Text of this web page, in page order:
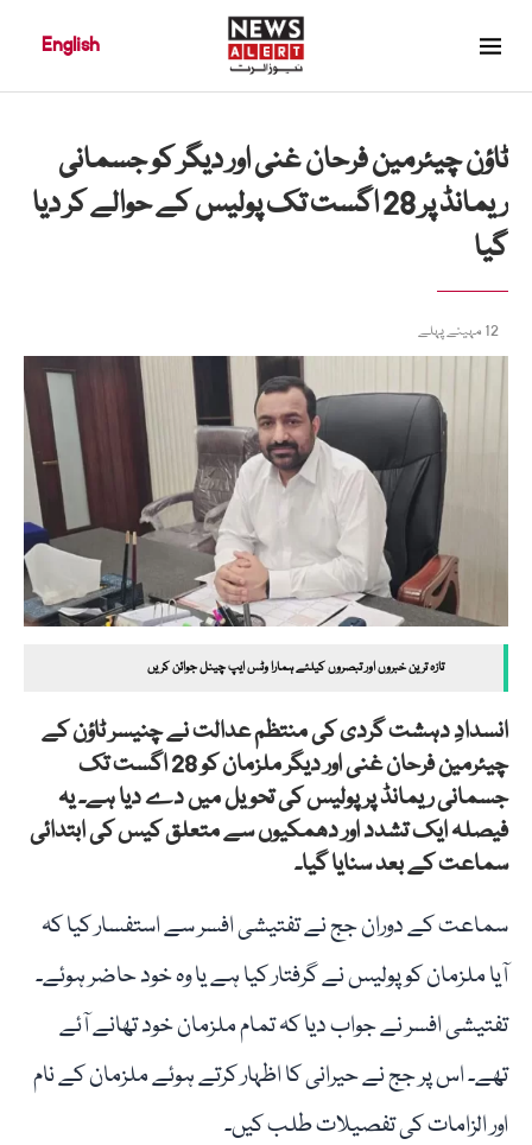
English
ٹاؤن چیئرمین فرحان غنی اور دیگر کو جسمانی
ریمانڈ پر 28 اگست تک پولیس کے حوالے کر دیا
گیا
12 مہینے پہلے
تازہ ترین خبروں اور تبصروں کیلئے ہمارا وٹس ایپ چینل جوائن کریں
انسدادِ دہشت گردی کی منتظم عدالت نے چنیسر ٹاؤن کے
چیئرمین فرحان غنی اور دیگر ملزمان کو 28 اگست تک
جسمانی ریمانڈ پر پولیس کی تحویل میں دے دیا ہے۔ یہ
فیصلہ ایک تشدد اور دھمکیوں سے متعلق کیس کی ابتدائی
سماعت کے بعد سنایا گیا۔
سماعت کے دوران جج نے تفتیشی افسر سے استفسار کیا کہ
آیا ملزمان کو پولیس نے گرفتار کیا ہے یا وہ خود حاضر ہوئے۔
تفتیشی افسر نے جواب دیا کہ تمام ملزمان خود تھانے آئے
تھے۔ اس پر جج نے حیرانی کا اظہار کرتے ہوئے ملزمان کے نام
اور الزامات کی تفصیلات طلب کیں۔